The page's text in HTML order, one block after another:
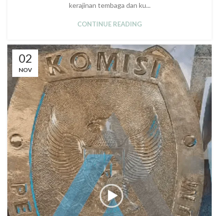
kerajinan tembaga dan ku...
CONTINUE READING
02
NOV